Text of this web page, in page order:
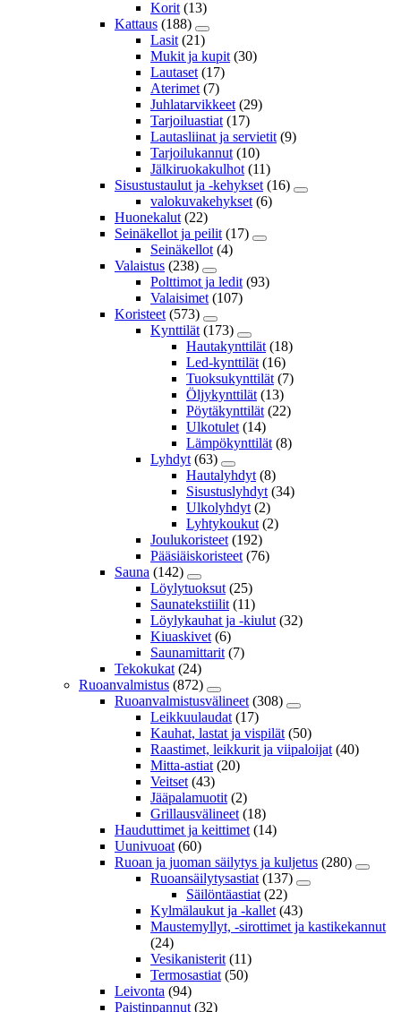
Korit (13)
Kattaus (188)
Lasit (21)
Mukit ja kupit (30)
Lautaset (17)
Aterimet (7)
Juhlatarvikkeet (29)
Tarjoiluastiat (17)
Lautasliinat ja servietit (9)
Tarjoilukannut (10)
Jälkiruokakulhot (11)
Sisustustaulut ja -kehykset (16)
valokuvakehykset (6)
Huonekalut (22)
Seinäkellot ja peilit (17)
Seinäkellot (4)
Valaistus (238)
Polttimot ja ledit (93)
Valaisimet (107)
Koristeet (573)
Kynttilät (173)
Hautakynttilät (18)
Led-kynttilät (16)
Tuoksukynttilät (7)
Öljykynttilät (13)
Pöytäkynttilät (22)
Ulkotulet (14)
Lämpökynttilät (8)
Lyhdyt (63)
Hautalyhdyt (8)
Sisustuslyhdyt (34)
Ulkolyhdyt (2)
Lyhtykoukut (2)
Joulukoristeet (192)
Pääsiäiskoristeet (76)
Sauna (142)
Löylytuoksut (25)
Saunatekstiilit (11)
Löylykauhat ja -kiulut (32)
Kiuaskivet (6)
Saunamittarit (7)
Tekokukat (24)
Ruoanvalmistus (872)
Ruoanvalmistusvälineet (308)
Leikkuulaudat (17)
Kauhat, lastat ja vispilät (50)
Raastimet, leikkurit ja viipaloijat (40)
Mitta-astiat (20)
Veitset (43)
Jääpalamuotit (2)
Grillausvälineet (18)
Hauduttimet ja keittimet (14)
Uunivuoat (60)
Ruoan ja juoman säilytys ja kuljetus (280)
Ruoansäilytysastiat (137)
Säilöntäastiat (22)
Kylmälaukut ja -kallet (43)
Maustemyllyt, -sirottimet ja kastikekannut
(24)
Vesikanisterit (11)
Termosastiat (50)
Leivonta (94)
Paistinpannut (32)